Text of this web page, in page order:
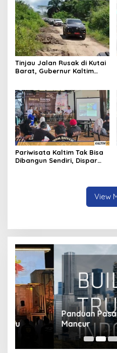
Tinjau Jalan Rusak di Kutai
Barat, Gubernur Kaltim
Pariwisata Kaltim Tak Bisa
Dibangun Sendiri, Dispar
View
Panduan Pasang
Mancur